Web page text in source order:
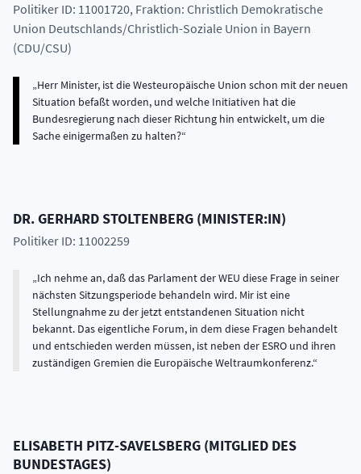
Politiker ID: 11001720, Fraktion: Christlich Demokratische
Union Deutschlands/Christlich-Soziale Union in Bayern
(CDU/CSU)
Herr Minister, ist die Westeuropäische Union schon mit der neuen
Situation befaßt worden, und welche Initiativen hat die
Bundesregierung nach dieser Richtung hin entwickelt, um die
Sache einigermaßen zu halten?
DR.GERHARDSTOLTENBERG (MINISTER:IN)
Politiker ID: 11002259
Ich nehme an, daß das Parlament der WEU diese Frage in seiner
nächsten Sitzungsperiode behandeln wird. Mir ist eine
Stellungnahme zu der jetzt entstandenen Situation nicht
bekannt. Das eigentliche Forum, in dem diese Fragen behandelt
und entschieden werden müssen, ist neben der ESRO und ihren
zuständigen Gremien die Europäische Weltraumkonferenz.
ELISABETH PITZ-SAVELSBERG (MITGLIED DES
BUNDESTAGES)